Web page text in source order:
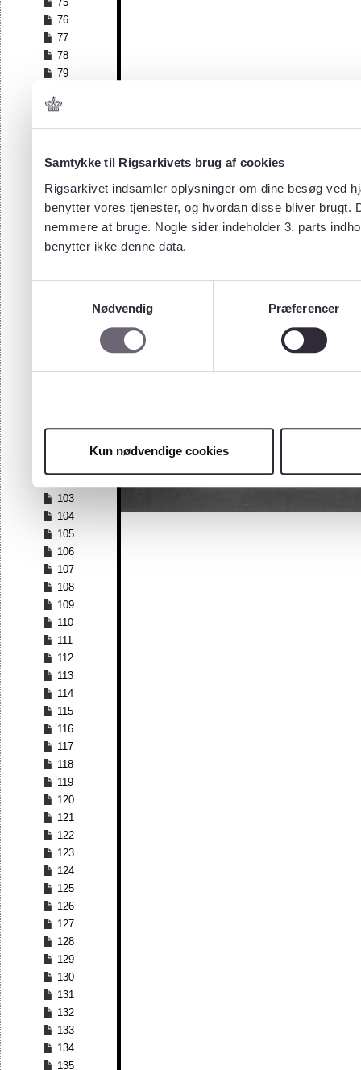
Samtykke til Rigsarkivets brug af cookies
Rigsarkivet indsamler oplysninger om dine besøg ved
benytter vores tjenester, og hvordan disse bliver
nemmere at bruge. Nogle sider indeholder 3. parts
benytter ikke denne data.
Nødvendig
Præferencer
Kun nødvendige cookies
76
77
78
79
81
82
84
86
87
88
89
96
99
103
104
105
106
107
108
109
110
111
112
113
114
115
116
117
118
119
120
121
122
123
124
125
126
127
128
129
130
131
132
133
134
135